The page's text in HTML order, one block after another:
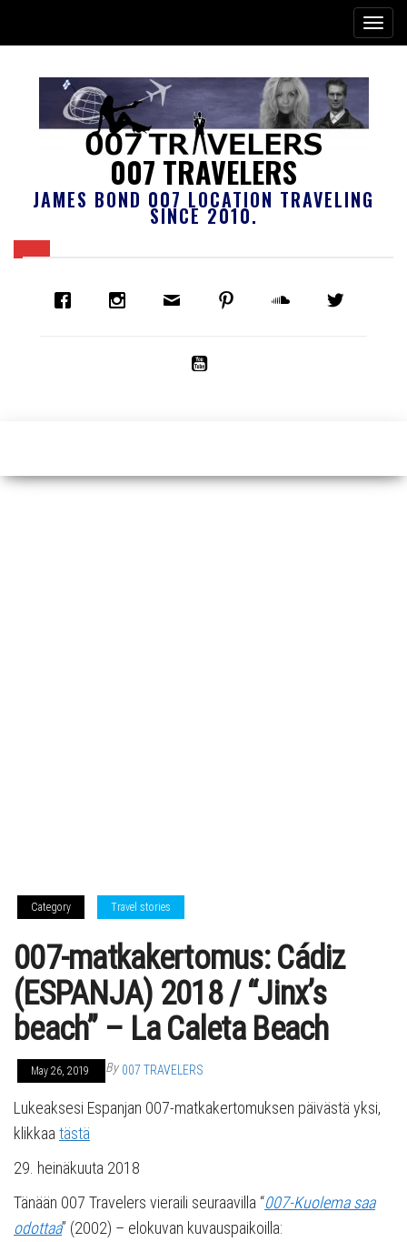
007 TRAVELERS
JAMES BOND 007 LOCATION TRAVELING
SINCE 2010.
Category Travel stories
007-matkakertomus: Cádiz
(ESPANJA) 2018 / “Jinx’s
beach” – La Caleta Beach
May 26, 2019 By 007 TRAVELERS
Lukeaksesi Espanjan 007-matkakertomuksen päivästä yksi,
klikkaa tästä
29. heinäkuuta 2018
Tänään 007 Travelers vieraili seuraavilla “007-Kuolema saa
odottaa” (2002) – elokuvan kuvauspaikoilla: